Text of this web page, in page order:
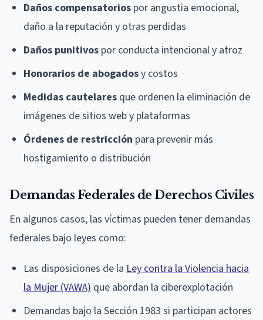
Daños compensatorios por angustia emocional,
daño a la reputación y otras perdidas
Daños punitivos por conducta intencional y atroz
Honorarios de abogadosy costos
Medidas cautelares que ordenen la eliminación de
imágenes de sitios web y plataformas
Órdenes de restricción para prevenir más
hostigamiento o distribución
Demandas Federales de Derechos Civiles
En algunos casos, las víctimas pueden tener demandas
federales bajo leyes como:
Las disposiciones de la Ley contra la Violencia hacia
la Mujer (VAWA) que abordan la ciberexplotación
Demandas bajo la Sección 1983 si participan actores